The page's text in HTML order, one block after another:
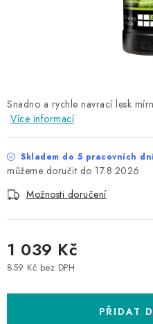
Věrnostní program
Snadno a rychle navrací lesk
Více informací
Skladem do 5 pracovních
17.8.2026
Možnosti doručení
1 039 Kč
859 Kč bez DPH
PŘIDAT